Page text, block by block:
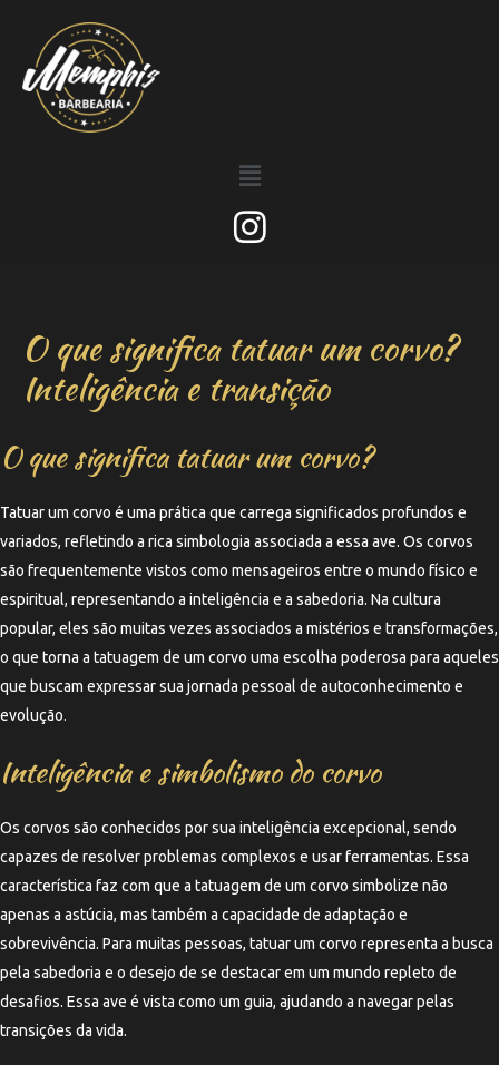
O que significa tatuar um corvo?
Inteligência e transição
O que significa tatuar um corvo?
Tatuar um corvo é uma prática que carrega significados profundos e
variados, refletindo a rica simbologia associada a essa ave. Os corvos
são frequentemente vistos como mensageiros entre o mundo físico e
espiritual, representando a inteligência e a sabedoria. Na cultura
popular, eles são muitas vezes associados a mistérios e transformações,
o que torna a tatuagem de um corvo uma escolha poderosa para aqueles
que buscam expressar sua jornada pessoal de autoconhecimento e
evolução.
Inteligência e simbolismo do corvo
Os corvos são conhecidos por sua inteligência excepcional, sendo
capazes de resolver problemas complexos e usar ferramentas. Essa
característica faz com que a tatuagem de um corvo simbolize não
apenas a astúcia, mas também a capacidade de adaptação e
sobrevivência. Para muitas pessoas, tatuar um corvo representa a busca
pela sabedoria e o desejo de se destacar em um mundo repleto de
desafios. Essa ave é vista como um guia, ajudando a navegar pelas
transições da vida.